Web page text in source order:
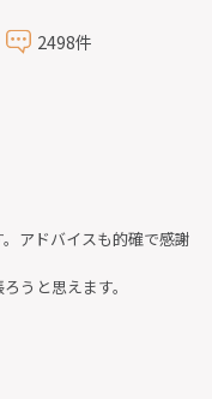
2498件
アドバイスも的確で感謝
うと思えます。